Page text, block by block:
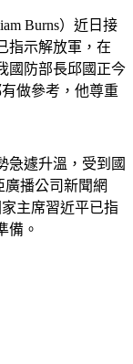
Burns）近日接
指示解放軍，在
國防部長邱國正今
做參考，他尊重
遽升溫，受到國
廣播公司新聞網
主席習近平已指